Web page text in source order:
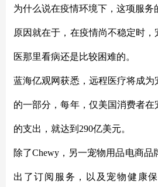
为什么说在疫情环境下，这项服务
原因就在于，在疫情尚不稳定时
医那里看病还是比较困难的。
蓝海亿观网获悉，远程医疗将成
的一部分，每年，仅美国消费者在
的支出，就达到 290亿美元。
除了Chewy，另一宠物用品电商品
出了订阅服务，以及宠物健康